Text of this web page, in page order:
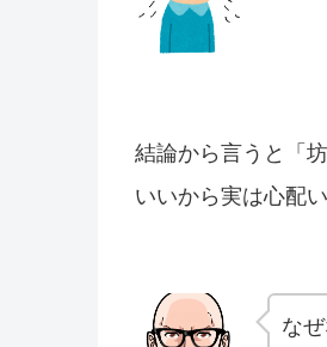
結論から言うと「
いいから実は心配
な